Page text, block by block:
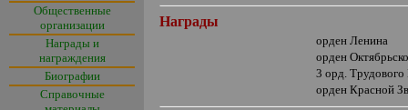
Общественные
организации
Награды и
награждения
Биографии
Справочные
Награды
орден Ленина
орден
3 орд.
орден Красной